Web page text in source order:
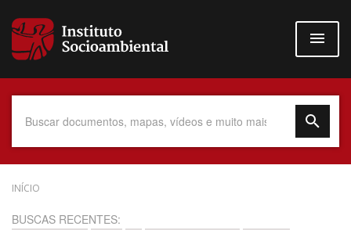
para
conteúdo
Data do Documento
INÍCIO
BUSCAS RECENTES: